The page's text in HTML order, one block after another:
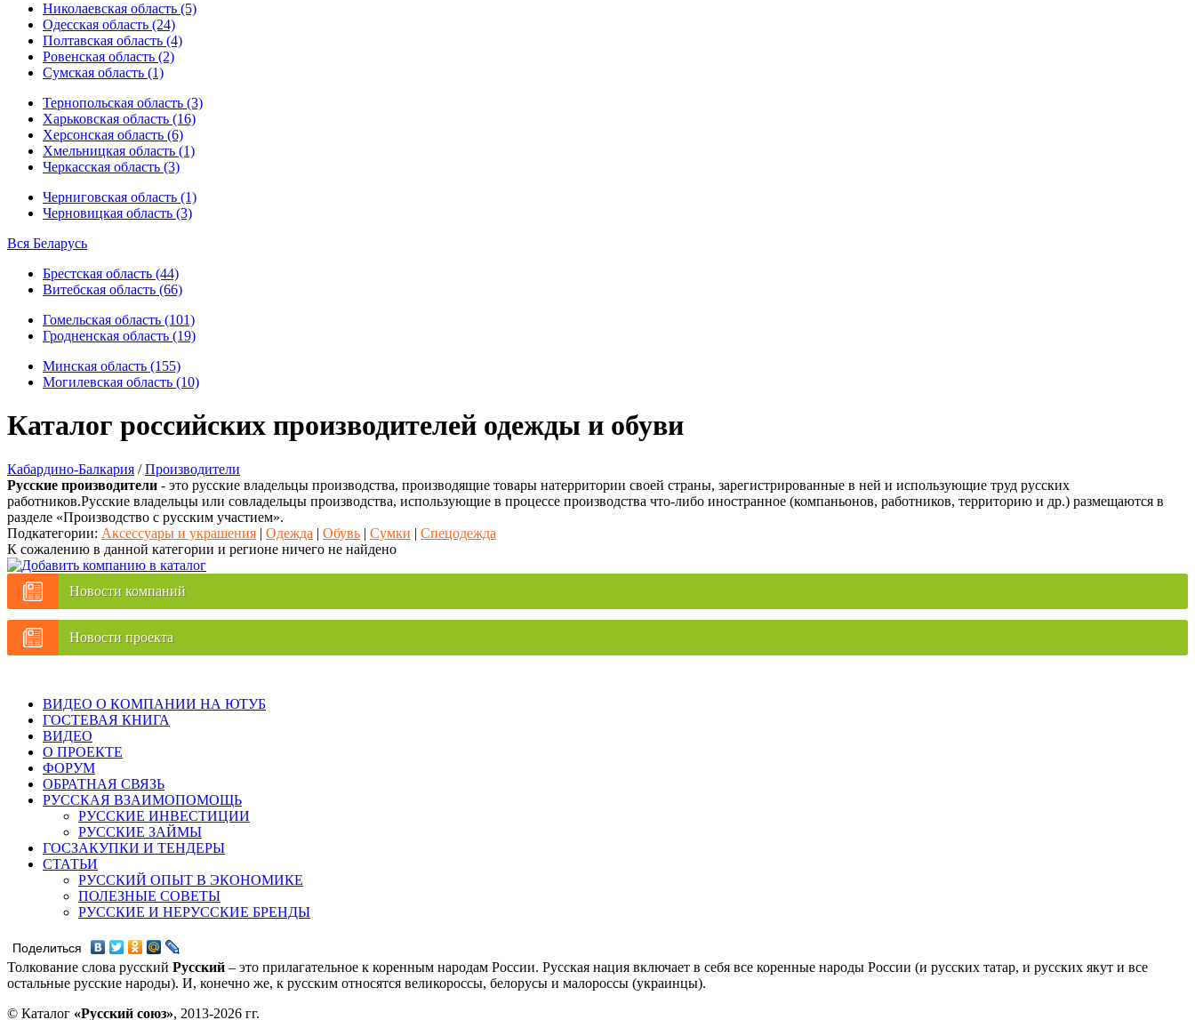
Николаевская область (5)
Одесская область (24)
Полтавская область (4)
Ровенская область (2)
Сумская область (1)
Тернопольская область (3)
Харьковская область (16)
Херсонская область (6)
Хмельницкая область (1)
Черкасская область (3)
Черниговская область (1)
Черновицкая область (3)
Вся Беларусь
Брестская область (44)
Витебская область (66)
Гомельская область (101)
Гродненская область (19)
Минская область (155)
Могилевская область (10)
Каталог российских производителей одежды и обуви
Кабардино-Балкария /Производители
Русские производители - это русские владельцы производства, производящие товары натерритории своей страны, зарегистрированные в ней и использующие труд русских
работников.Русские владельцы или совладельцы производства, использующие в процессе производства что-либо иностранное (компаньонов, работников, территорию и др.) размещаются в
разделе «Производство с русским участием».
Подкатегории: Аксессуары и украшения | Одежда | Обувь | Сумки | Спецодежда
К сожалению в данной категории и регионе ничего не найдено
Новости компаний
Новости проекта
ВИДЕО О КОМПАНИИ НА ЮТУБ
ГОСТЕВАЯ КНИГА
ВИДЕО
О ПРОЕКТЕ
ФОРУМ
ОБРАТНАЯ СВЯЗЬ
РУССКАЯ ВЗАИМОПОМОЩЬ
РУССКИЕ ИНВЕСТИЦИИ
РУССКИЕ ЗАЙМЫ
ГОСЗАКУПКИ И ТЕНДЕРЫ
СТАТЬИ
РУССКИЙ ОПЫТ В ЭКОНОМИКЕ
ПОЛЕЗНЫЕ СОВЕТЫ
РУССКИЕ И НЕРУССКИЕ БРЕНДЫ
Поделиться
Толкование слова русский Русский – это прилагательное к коренным народам России. Русская нация включает в себя все коренные народы России (и русских татар, и русских якут и все
остальные русские народы). И, конечно же, к русским относятся великороссы, белорусы и малороссы (украинцы).
© Каталог «Русский союз», 2013-2026 гг.